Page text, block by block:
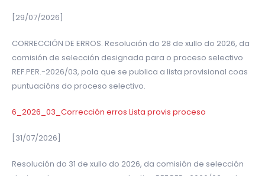
[29/07/2026]
CORRECCIÓN DE ERROS. Resolución do 28 de xullo do 2026, da
comisión de selección designada para o proceso selectivo
REF.PER.-2026/03, pola que se publica a lista provisional coas
puntuacións do proceso selectivo.
6_2026_03_Corrección erros Lista provis proceso
[31/07/2026]
Resolución do 31 de xullo do 2026, da comisión de selección